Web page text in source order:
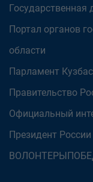
Портал органов
области
Парламент
Правительство
Официальный
Президент России